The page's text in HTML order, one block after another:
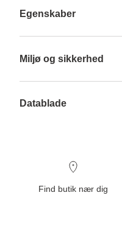
Egenskaber
Miljø og sikkerhed
Datablade
Find butik nær dig